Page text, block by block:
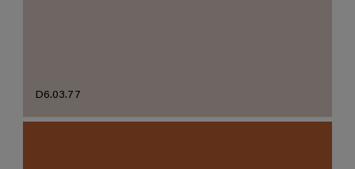
D6.03.77